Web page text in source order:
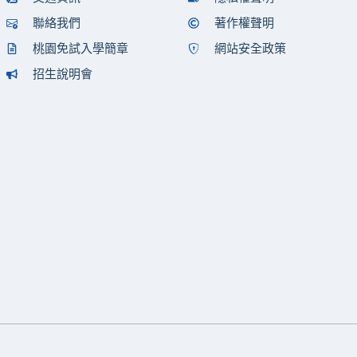
聯絡我們
桃園免試入學簡章
招生說明會
著作權聲明
網站安全政策